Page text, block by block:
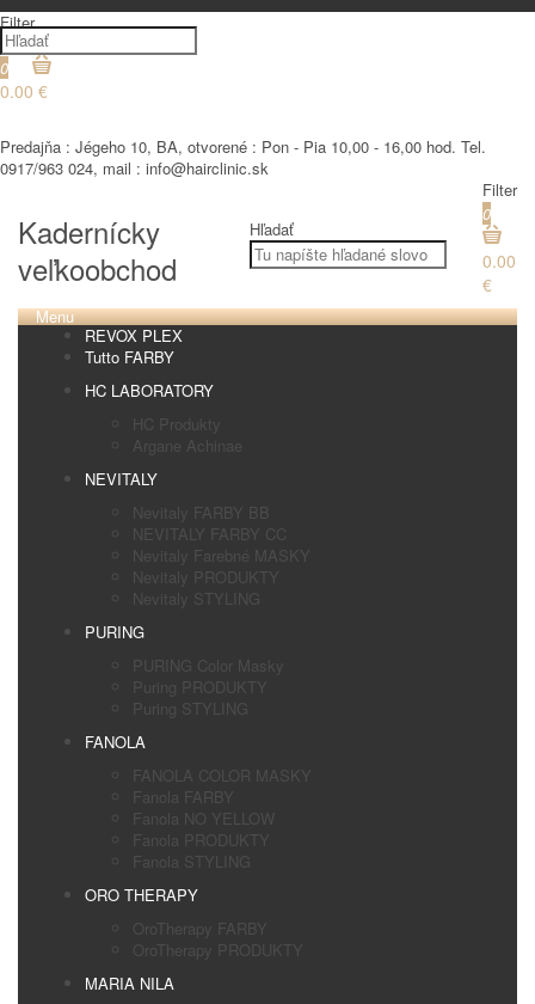
Filter
0
0.00 €
Predajňa : Jégeho 10, BA, otvorené : Pon - Pia 10,00 - 16,00 hod. Tel.
0917/963 024, mail : info@hairclinic.sk
Kadernícky
veľkoobchod
Hľadať
Filter
0
0.00
€
Menu
REVOX PLEX
Tutto FARBY
HC LABORATORY
HC Produkty
Argane Achinae
NEVITALY
Nevitaly FARBY BB
NEVITALY FARBY CC
Nevitaly Farebné MASKY
Nevitaly PRODUKTY
Nevitaly STYLING
PURING
PURING Color Masky
Puring PRODUKTY
Puring STYLING
FANOLA
FANOLA COLOR MASKY
Fanola FARBY
Fanola NO YELLOW
Fanola PRODUKTY
Fanola STYLING
ORO THERAPY
OroTherapy FARBY
OroTherapy PRODUKTY
MARIA NILA